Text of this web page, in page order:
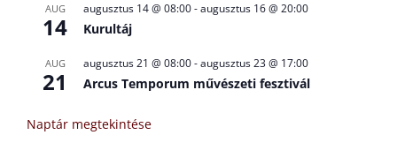
AUG
14
augusztus 14 @ 08:00-augusztus 16 @ 20:00
Kurultáj
AUG
21
augusztus 21 @ 08:00-augusztus 23 @ 17:00
Arcus Temporum művészeti fesztivál
Naptár megtekintése